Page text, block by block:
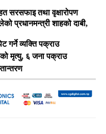
सरसफाइ तथा वृक्षारोपण
प्रधानमन्त्री शाहको दाबी,
गर्ने व्यक्ति पक्राउ
मृत्यु, ६ जना पक्राउ